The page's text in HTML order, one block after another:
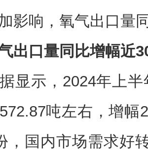
影响，氧气出口量
出口量同比增幅近
显示，2024年上
吨左右，增
，国内市场需求好